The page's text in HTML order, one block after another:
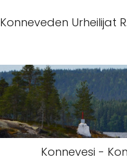
Konneveden Urheilijat
Konnevesi -